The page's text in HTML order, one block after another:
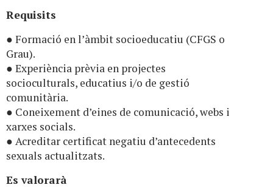
Requisits
● Formació en l’àmbit socioeducatiu (CFGS o
Grau).
● Experiència prèvia en projectes
socioculturals, educatius i/o de gestió
comunitària.
● Coneixement d’eines de comunicació, webs i
xarxes socials.
● Acreditar certificat negatiu d’antecedents
sexuals actualitzats.
Es valorarà